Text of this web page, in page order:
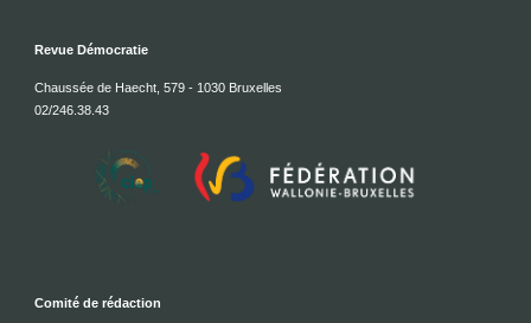
Revue Démocratie
Chaussée de Haecht, 579 - 1030 Bruxelles
02/246.38.43
Comité de rédaction